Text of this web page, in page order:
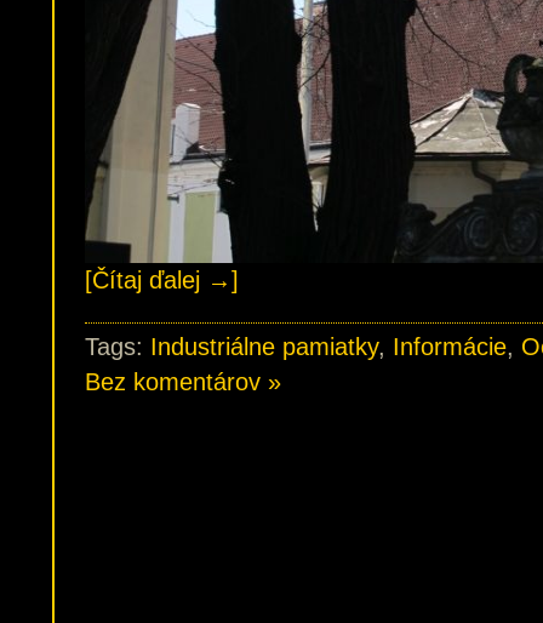
[Čítaj ďalej →]
Tags: Industriálne pamiatky, Informácie,
Bez komentárov »